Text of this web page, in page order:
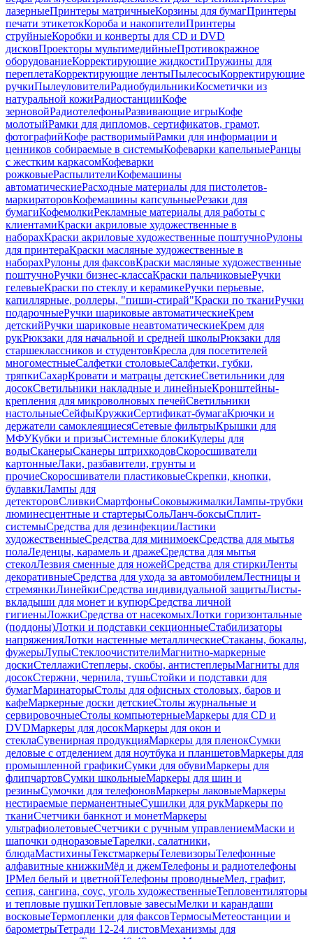
лазерныеПринтеры матричныеКорзины для бумагПринтеры
печати этикетокКороба и накопителиПринтеры
струйныеКоробки и конверты для CD и DVD
дисковПроекторы мультимедийныеПротивокражное
оборудованиеКорректирующие жидкостиПружины для
переплетаКорректирующие лентыПылесосыКорректирующие
ручкиПылеуловителиРадиобудильникиКосметички из
натуральной кожиРадиостанцииКофе
зерновойРадиотелефоныРазвивающие игрыКофе
молотыйРамки для дипломов, сертификатов, грамот,
фотографийКофе растворимыйРамки для информации и
ценников собираемые в системыКофеварки капельныеРанцы
с жестким каркасомКофеварки
рожковыеРаспылителиКофемашины
автоматическиеРасходные материалы для пистолетов-
маркираторовКофемашины капсульныеРезаки для
бумагиКофемолкиРекламные материалы для работы с
клиентамиКраски акриловые художественные в
наборахКраски акриловые художественные поштучноРулоны
для принтераКраски масляные художественные в
наборахРулоны для факсовКраски масляные художественные
поштучноРучки бизнес-классаКраски пальчиковыеРучки
гелевыеКраски по стеклу и керамикеРучки перьевые,
капиллярные, роллеры, "пиши-стирай"Краски по тканиРучки
подарочныеРучки шариковые автоматическиеКрем
детскийРучки шариковые неавтоматическиеКрем для
рукРюкзаки для начальной и средней школыРюкзаки для
старшеклассников и студентовКресла для посетителей
многоместныеСалфетки столовыеСалфетки, губки,
тряпкиСахарКровати и матрацы детскиеСветильники для
досокСветильники накладные и линейныеКронштейны-
крепления для микроволновых печейСветильники
настольныеСейфыКружкиСертификат-бумагаКрючки и
держатели самоклеящиесяСетевые фильтрыКрышки для
МФУКубки и призыСистемные блокиКулеры для
водыСканерыСканеры штрихкодовСкоросшиватели
картонныеЛаки, разбавители, грунты и
прочиеСкоросшиватели пластиковыеСкрепки, кнопки,
булавкиЛампы для
детекторовСливкиСмартфоныСоковыжималкиЛампы-трубки
люминесцентные и стартерыСольЛанч-боксыСплит-
системыСредства для дезинфекцииЛастики
художественныеСредства для минимоекСредства для мытья
полаЛеденцы, карамель и дражеСредства для мытья
стеколЛезвия сменные для ножейСредства для стиркиЛенты
декоративныеСредства для ухода за автомобилемЛестницы и
стремянкиЛинейкиСредства индивидуальной защитыЛисты-
вкладыши для монет и купюрСредства личной
гигиеныЛожкиСредства от насекомыхЛотки горизонтальные
(поддоны)Лотки и подставки секционныеСтабилизаторы
напряженияЛотки настенные металлическиеСтаканы, бокалы,
фужерыЛупыСтеклоочистителиМагнитно-маркерные
доскиСтеллажиСтеплеры, скобы, антистеплерыМагниты для
досокСтержни, чернила, тушьСтойки и подставки для
бумагМаринаторыСтолы для офисных столовых, баров и
кафеМаркерные доски детскиеСтолы журнальные и
сервировочныеСтолы компьютерныеМаркеры для CD и
DVDМаркеры для досокМаркеры для окон и
стеклаСувенирная продукцияМаркеры для пленокСумки
деловые с отделением для ноутбука и планшетовМаркеры для
промышленной графикиСумки для обувиМаркеры для
флипчартовСумки школьныеМаркеры для шин и
резиныСумочки для телефоновМаркеры лаковыеМаркеры
нестираемые перманентныеСушилки для рукМаркеры по
тканиСчетчики банкнот и монетМаркеры
ультрафиолетовыеСчетчики с ручным управлениемМаски и
шапочки одноразовыеТарелки, салатники,
блюдаМастихиныТекстмаркерыТелевизорыТелефонные
алфавитные книжкиМёд и джемТелефоны и радиотелефоны
IPМел белый и цветнойТелефоны проводныеМел, графит,
сепия, сангина, соус, уголь художественныеТепловентиляторы
и тепловые пушкиТепловые завесыМелки и карандаши
восковыеТермопленки для факсовТермосыМетеостанции и
барометрыТетради 12-24 листовМеханизмы для